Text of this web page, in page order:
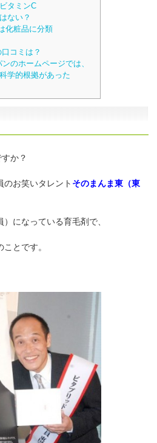
タミンC
ない？
化粧品に分類
コミは？
ンのホームページでは、
学的根拠があった
か？
のお笑いタレント そのまんま東（東
になっている育毛剤で、
とです。